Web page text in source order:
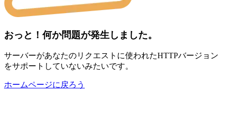
おっと！何か問題が発生しました。
サーバーがあなたのリクエストに使われたHTTPバージョン
をサポートしていないみたいです。
ホームページに戻ろう